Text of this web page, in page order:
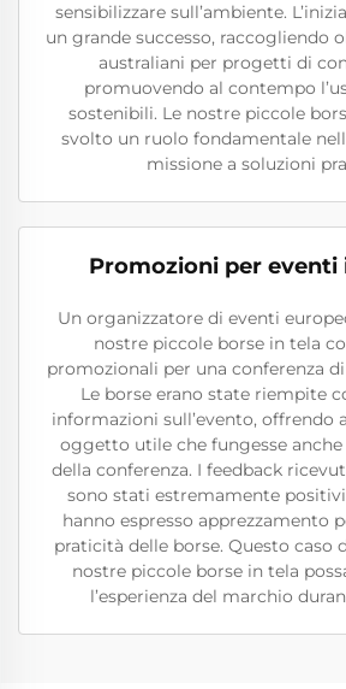
sensibilizzare sull’ambiente.
un grande successo, raccogliendo
australiani per progetti di
promuovendo al contempo
sostenibili. Le nostre piccole
svolto un ruolo fondamentale
missione a soluzioni
Promozioni per eventi
Un organizzatore di eventi
nostre piccole borse in tela
promozionali per una conferenza
Le borse erano state riempite
informazioni sull’evento, offrendo
oggetto utile che fungesse
della conferenza. I feedback
sono stati estremamente
hanno espresso apprezzamento
praticità delle borse. Questo caso
nostre piccole borse in tela
l’esperienza del marchio